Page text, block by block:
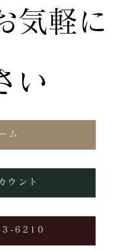
ム
6210
ウント
気軽に
い